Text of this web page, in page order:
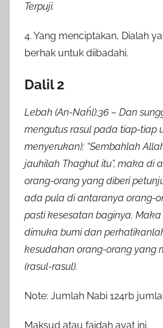
Terpuji.
4. Yang menciptakan, Dialah
berhak untuk diibadahi.
Dalil 2
Lebah (An-Naĥl):36 – Dan
mengutus rasul pada tiap-tiap
menyerukan): “Sembahlah
jauhilah Thaghut itu”, maka di
orang-orang yang diberi
ada pula di antaranya orang-
pasti kesesatan baginya.
dimuka bumi dan
kesudahan orang-orang yang
(rasul-rasul).
Note: Jumlah Nabi 124rb
Maksud atau faidah ayat ini.